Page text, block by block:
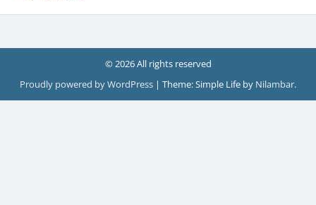
© 2026 All rights reserved
Proudly powered by WordPress | Theme: Simple Life by Nilambar.